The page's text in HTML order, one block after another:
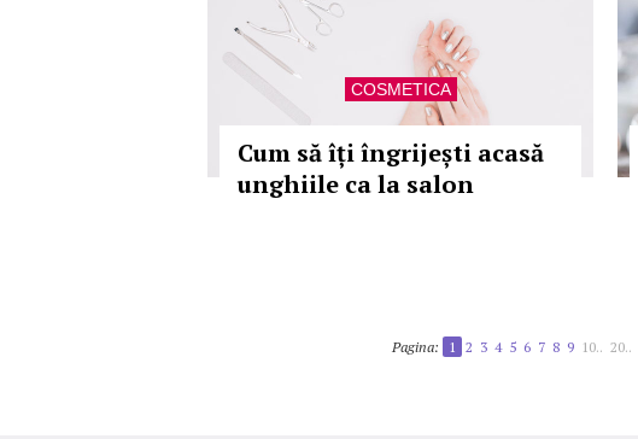
COSMETICA
Cum să îți îngrijești acasă
unghiile ca la salon
Pagina: 1 2 3 4 5 6 7 8 9 10.. 20..